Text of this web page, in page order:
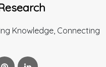
Knowledge, Connecting